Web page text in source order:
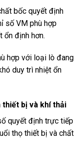
bốc quyết định
số VM phù hợp
ổn định hơn.
hợp với loại lò đang
duy trì nhiệt ổn
thiết bị và khí thải
quyết định trực tiếp
thọ thiết bị và chất